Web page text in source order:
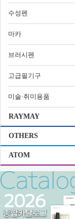
수성펜
마카
브러시펜
고급필기구
미술·취미용품
RAYMAY
OTHERS
ATOM